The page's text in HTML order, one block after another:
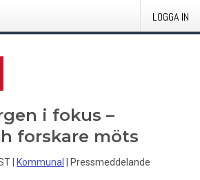
LOGGA IN
i fokus –
forskare möts
Kommunal Pressmeddelande